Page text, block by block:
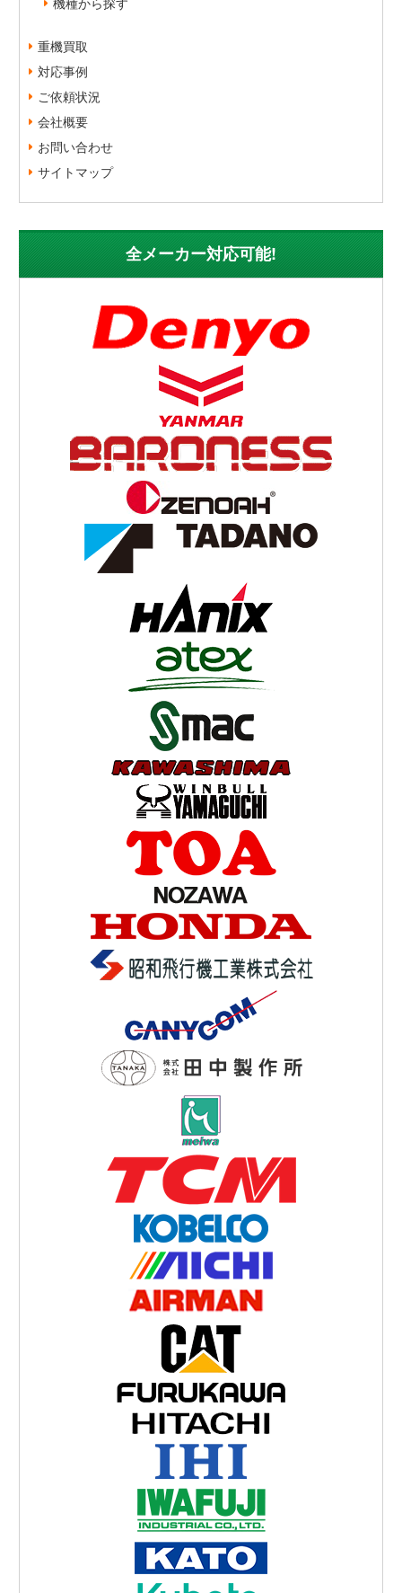
重機買取
対応事例
ご依頼状況
会社概要
お問い合わせ
サイトマップ
全メーカー対応可能!